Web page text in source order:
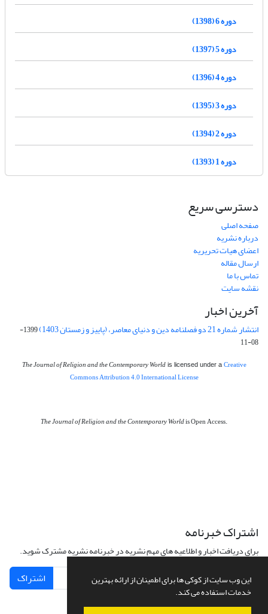
این وب سایت از کوکی ها برای اطمینان از ارائه بهترین
خدمات استفاده می کند.
دوره 6 (1398)
دوره 5 (1397)
دوره 4 (1396)
دوره 3 (1395)
دوره 2 (1394)
دوره 1 (1393)
دسترسی سریع
صفحه اصلی
درباره نشریه
اعضای هیات تحریریه
ارسال مقاله
تماس با ما
نقشه سایت
آخرین اخبار
انتشار شماره 21 دو فصلنامه دین و دنیای معاصر، (پاییز و زمستان 1403)
1399-
08-11
The Journal of Religion and the Contemporary Worldis licensed under a Creative
Commons Attribution 4.0 International License
The Journal of Religion and the Contemporary Worldis Open Access.
اشتراک خبرنامه
برای دریافت اخبار و اطلاعیه های مهم نشریه در خبرنامه نشریه مشترک شوید.
اشتراک